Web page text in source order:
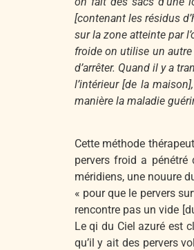
[contenant les résidus
sur la zone atteinte par
froide on utilise un
d’arrêter. Quand il y a
l’intérieur [de la
manière la maladie
Cette méthode
pervers froid a
méridiens, une nouure
« pour que le pervers
rencontre pas un vide
Le qi du Ciel azuré est
qu’il y ait des pervers